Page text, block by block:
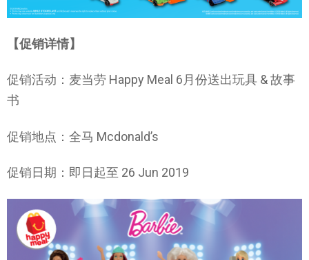
【促销详情】
促销活动：麦当劳 Happy Meal 6月份送出玩具 & 故事
书
促销地点：全马 Mcdonald’s
促销日期：即日起至 26 Jun 2019